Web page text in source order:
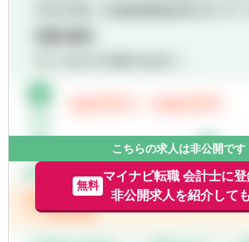
務領域（国内外）で活躍
こちらの求人は非公開です
無料
マイナビ転職 会計士に
非公開求人を紹介して